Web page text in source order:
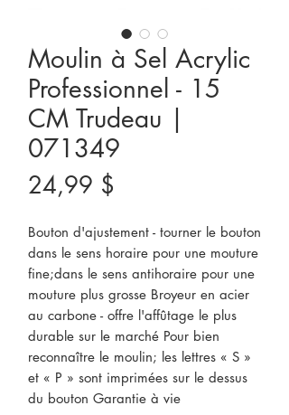
Moulin à Sel Acrylic
Professionnel - 15
CM Trudeau |
071349
24,99 $
Bouton d'ajustement - tourner le bouton
dans le sens horaire pour une mouture
fine;dans le sens antihoraire pour une
mouture plus grosse Broyeur en acier
au carbone - offre l'affûtage le plus
durable sur le marché Pour bien
reconnaître le moulin; les lettres « S »
et « P » sont imprimées sur le dessus
du bouton Garantie à vie